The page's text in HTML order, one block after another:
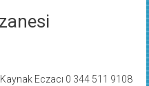
Eczacı 0 344 511 9108